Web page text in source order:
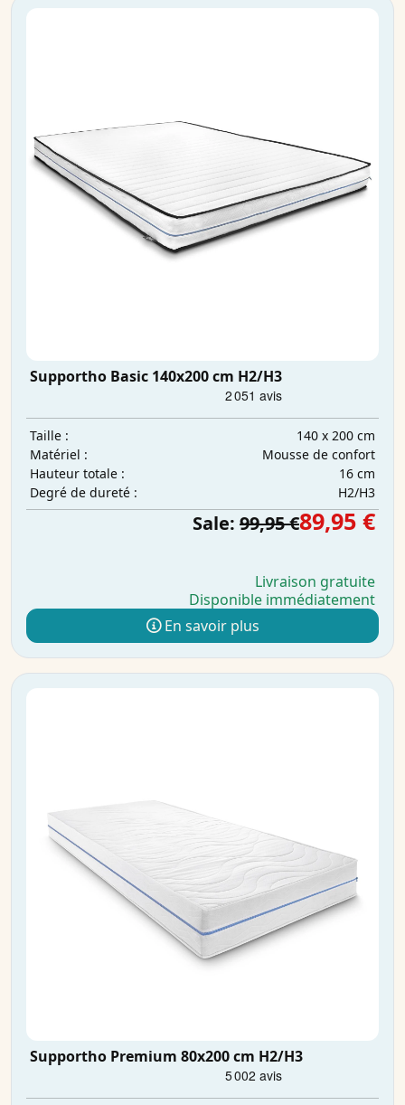
Supportho Basic 140x200 cm H2/H3
Taille :
140 x 200 cm
Matériel :
Mousse de confort
Hauteur totale :
16 cm
Degré de dureté :
H2/H3
Sale: 99,95 €89,95 €
Livraison gratuite
Disponible immédiatement
En savoir plus
Supportho Premium 80x200 cm H2/H3